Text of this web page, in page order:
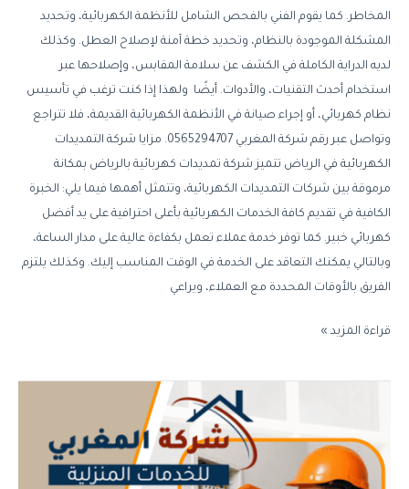
المخاطر. كما يقوم الفني بالفحص الشامل للأنظمة الكهربائية، وتحديد
المشكلة الموجودة بالنظام، وتحديد خطة آمنة لإصلاح العطل. وكذلك
لديه الدراية الكاملة في الكشف عن سلامة المقابس، وإصلاحها عبر
استخدام أحدث التقنيات، والأدوات. أيضًا ولهذا إذا كنت ترغب في تأسيس
نظام كهربائي، أو إجراء صيانة في الأنظمة الكهربائية القديمة، فلا تتراجع
وتواصل عبر رقم شركة المغربي 0565294707. مزايا شركة التمديدات
الكهربائية في الرياض تتميز شركة تمديدات كهربائية بالرياض بمكانة
مرموقة بين شركات التمديدات الكهربائية، وتتمثل أهمها فيما يلي: الخبرة
الكافية في تقديم كافة الخدمات الكهربائية بأعلى احترافية على يد أفضل
كهربائي خبير. كما توفر خدمة عملاء تعمل بكفاءة عالية على مدار الساعة،
وبالتالي يمكنك التعاقد على الخدمة في الوقت المناسب إليك. وكذلك يلتزم
الفريق بالأوقات المحددة مع العملاء، ويراعي
قراءة المزيد »
كهرباء
شرق